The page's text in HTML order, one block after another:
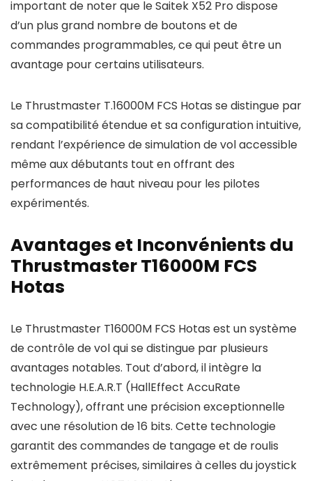
important de noter que le Saitek X52 Pro dispose
d’un plus grand nombre de boutons et de
commandes programmables, ce qui peut être un
avantage pour certains utilisateurs.
Le Thrustmaster T.16000M FCS Hotas se distingue par
sa compatibilité étendue et sa configuration intuitive,
rendant l’expérience de simulation de vol accessible
même aux débutants tout en offrant des
performances de haut niveau pour les pilotes
expérimentés.
Avantages et Inconvénients du
Thrustmaster T16000M FCS
Hotas
Le Thrustmaster T16000M FCS Hotas est un système
de contrôle de vol qui se distingue par plusieurs
avantages notables. Tout d’abord, il intègre la
technologie H.E.A.R.T (HallEffect AccuRate
Technology), offrant une précision exceptionnelle
avec une résolution de 16 bits. Cette technologie
garantit des commandes de tangage et de roulis
extrêmement précises, similaires à celles du joystick